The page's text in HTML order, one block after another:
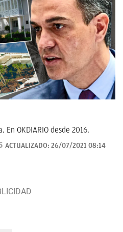
OKDIARIO desde 2016.
ACTUALIZADO: 26/07/2021 08:14